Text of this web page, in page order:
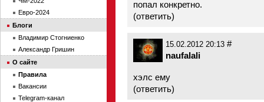
попал конкретно.
(ответить)
15.02.2012 20:13 #
naufalali
хэлс ему
(ответить)
Евро-2024
Блоги
Владимир Стогниенко
Александр Гришин
О сайте
Правила
Вакансии
Telegram-канал